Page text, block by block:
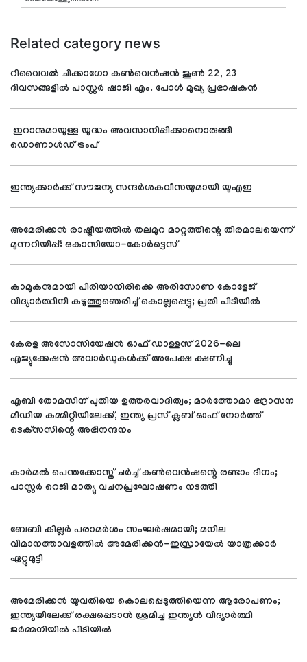
Related category news
റിവൈവല്‍ ചിക്കാഗോ കണ്‍വെന്‍ഷന്‍ ജൂണ്‍ 22, 23
ദിവസങ്ങളില്‍ പാസ്റ്റര്‍ ഷാജി എം. പോള്‍ മുഖ്യ പ്രഭാഷകന്‍
ഇറാനുമായുള്ള യുദ്ധം അവസാനിപ്പിക്കാനൊരുങ്ങി
ഡൊണാള്‍ഡ് ട്രംപ്
ഇന്ത്യക്കാര്‍ക്ക് സൗജന്യ സന്ദര്‍ശകവീസയുമായി യുഎഇ
അമേരിക്കന്‍ രാഷ്ട്രീയത്തില്‍ തലമുറ മാറ്റത്തിന്റെ തിരമാലയെന്ന്
മുന്നറിയിപ്പ്: ഒകാസിയോ-കോര്‍ട്ടെസ്
കാമുകനുമായി പിരിയാനിരിക്കെ അരിസോണ കോളേജ്
വിദ്യാര്‍ത്ഥിനി കഴുത്തുഞെരിച്ച് കൊല്ലപ്പെട്ടു; പ്രതി പിടിയില്‍
കേരള അസോസിയേഷന്‍ ഓഫ് ഡാള്ളസ് 2026-ലെ
എജ്യുക്കേഷന്‍ അവാര്‍ഡുകള്‍ക്ക് അപേക്ഷ ക്ഷണിച്ചു
എബി തോമസിന് പുതിയ ഉത്തരവാദിത്വം; മാര്‍ത്തോമാ ഭദ്രാസന
മീഡിയ കമ്മിറ്റിയിലേക്ക്, ഇന്ത്യ പ്രസ് ക്ലബ് ഓഫ് നോര്‍ത്ത്
ടെക്‌സസിന്റെ അഭിനന്ദനം
കാര്‍മല്‍ പെന്തക്കോസ്ത് ചര്‍ച്ച് കണ്‍വെന്‍ഷന്റെ രണ്ടാം ദിനം;
പാസ്റ്റര്‍ റെജി മാത്യു വചനപ്രഘോഷണം നടത്തി
ബേബി കില്ലര്‍ പരാമര്‍ശം സംഘര്‍ഷമായി; മനില
വിമാനത്താവളത്തില്‍ അമേരിക്കന്‍-ഇസ്രായേല്‍ യാത്രക്കാര്‍
ഏറ്റുമുട്ടി
അമേരിക്കന്‍ യുവതിയെ കൊലപ്പെടുത്തിയെന്ന ആരോപണം;
ഇന്ത്യയിലേക്ക് രക്ഷപ്പെടാന്‍ ശ്രമിച്ച ഇന്ത്യന്‍ വിദ്യാര്‍ത്ഥി
ജര്‍മ്മനിയില്‍ പിടിയില്‍